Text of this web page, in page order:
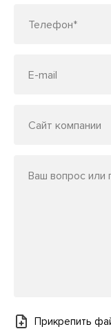
Телефон*
E-mail
Сайт компании
Ваш вопрос или
Прикрепить